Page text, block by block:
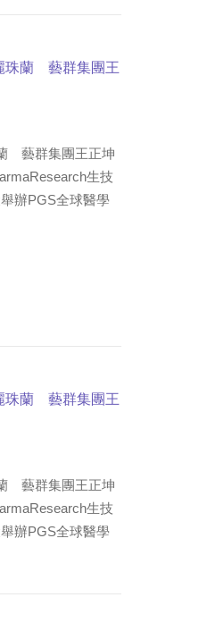
珠蘭 藝群集團王
藝群集團王正坤
生技
辦PGS全球醫學
珠蘭 藝群集團王
藝群集團王正坤
生技
辦PGS全球醫學